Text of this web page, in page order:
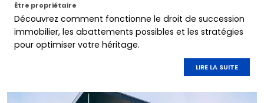
Être propriétaire
Découvrez comment fonctionne le droit de succession
immobilier, les abattements possibles et les stratégies
pour optimiser votre héritage.
LIRE LA SUITE